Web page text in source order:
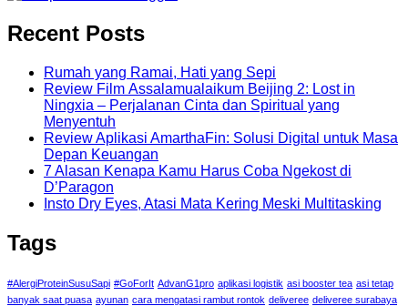
Recent Posts
Rumah yang Ramai, Hati yang Sepi
Review Film Assalamualaikum Beijing 2: Lost in
Ningxia – Perjalanan Cinta dan Spiritual yang
Menyentuh
Review Aplikasi AmarthaFin: Solusi Digital untuk Masa
Depan Keuangan
7 Alasan Kenapa Kamu Harus Coba Ngekost di
D’Paragon
Insto Dry Eyes, Atasi Mata Kering Meski Multitasking
Tags
#AlergiProteinSusuSapi #GoForIt AdvanG1pro aplikasi logistik asi booster tea asi tetap
banyak saat puasa ayunan cara mengatasi rambut rontok deliveree deliveree surabaya